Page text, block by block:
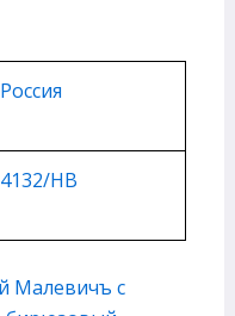
Россия
4132/HB